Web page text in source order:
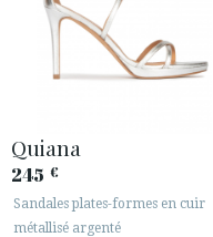
Quiana
245 €
Sandales plates-formes en cuir
métallisé argenté